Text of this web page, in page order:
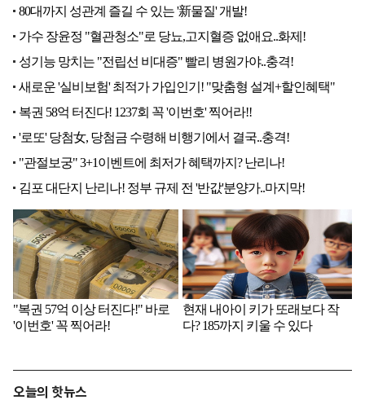
오늘의 핫뉴스